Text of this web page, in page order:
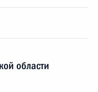
области